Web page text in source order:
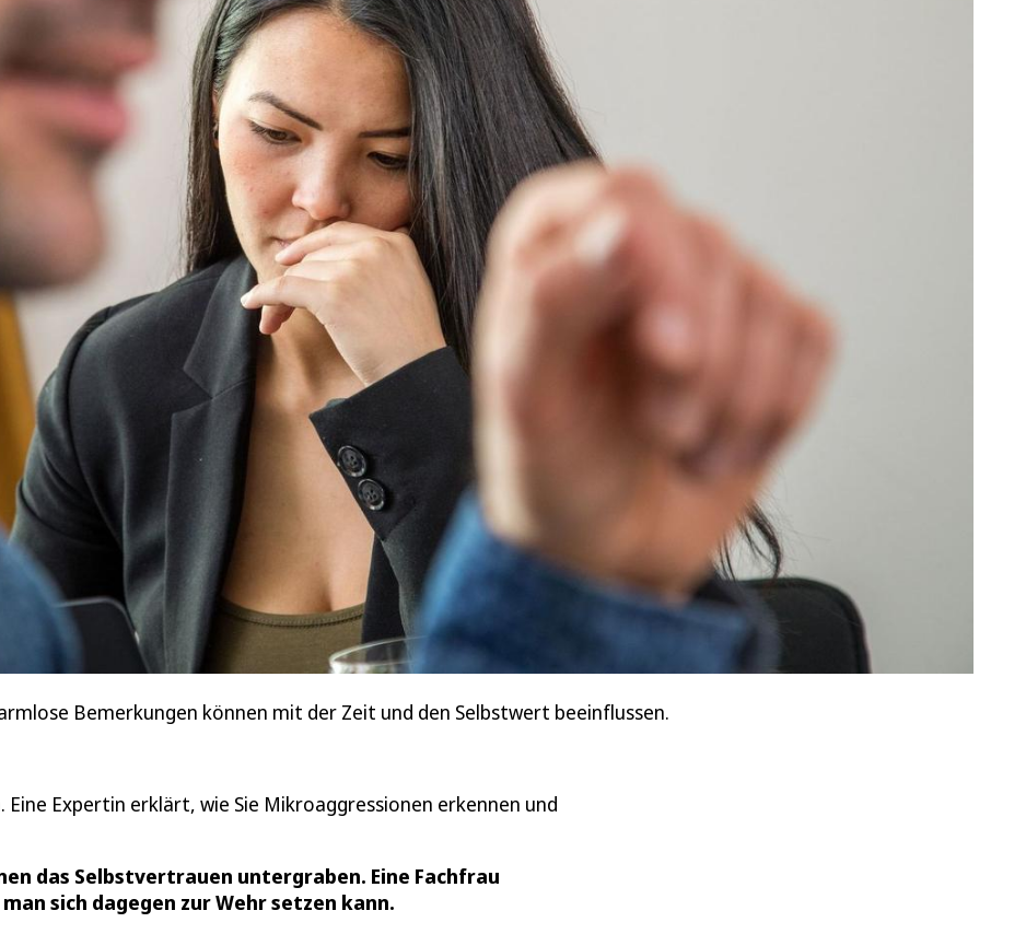
Bemerkungen können mit der Zeit und den Selbstwert beeinflussen.
Expertin erklärt, wie Sie Mikroaggressionen erkennen und
das Selbstvertrauen untergraben. Eine Fachfrau
sich dagegen zur Wehr setzen kann.